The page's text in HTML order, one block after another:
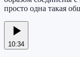
просто одна такая
10:34